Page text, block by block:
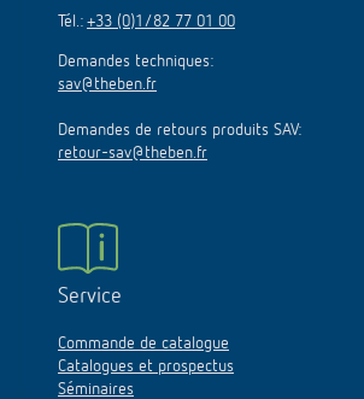
Tél.: +33 (0)1/82 77 01 00
Demandes techniques:
sav@theben.fr
Demandes de retours produits SAV:
retour-sav@theben.fr
Service
Commande de catalogue
Catalogues et prospectus
Séminaires